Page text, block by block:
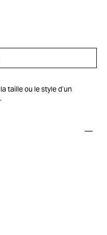
taille ou le style d’un
.